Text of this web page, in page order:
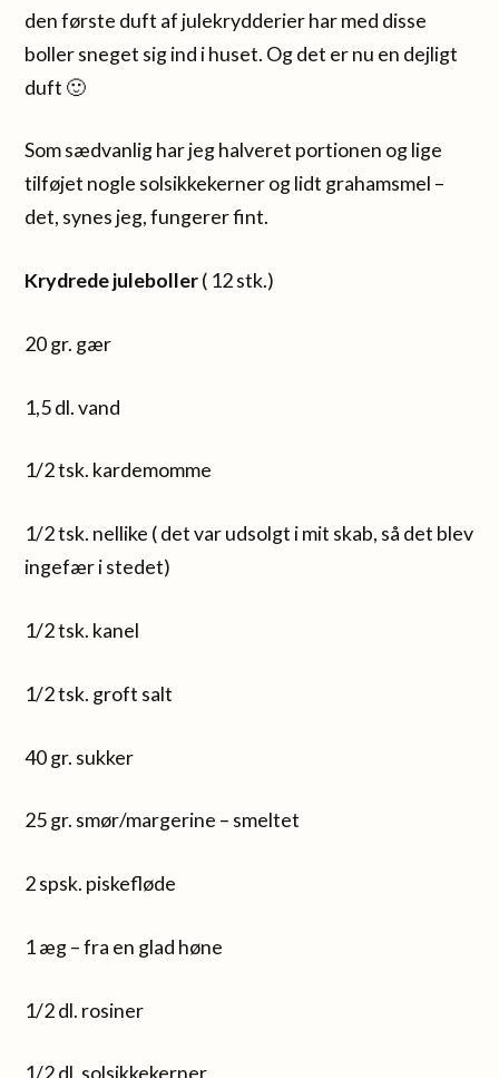
den første duft af julekrydderier har med disse
boller sneget sig ind i huset. Og det er nu en dejligt
duft 🙂
Som sædvanlig har jeg halveret portionen og lige
tilføjet nogle solsikkekerner og lidt grahamsmel –
det, synes jeg, fungerer fint.
Krydrede juleboller( 12 stk.)
20 gr. gær
1,5 dl. vand
1/2 tsk. kardemomme
1/2 tsk. nellike ( det var udsolgt i mit skab, så det blev
ingefær i stedet)
1/2 tsk. kanel
1/2 tsk. groft salt
40 gr. sukker
25 gr. smør/margerine – smeltet
2 spsk. piskefløde
1 æg – fra en glad høne
1/2 dl. rosiner
1/2 dl. solsikkekerner